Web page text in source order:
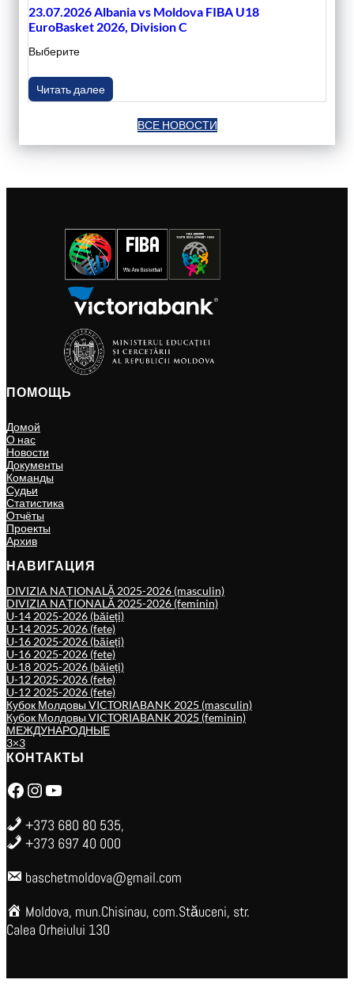
23.07.2026 Albania vs Moldova FIBA U18
EuroBasket 2026, Division C
Выберите
Читать далее
ВСЕ НОВОСТИ
ПОМОЩЬ
Домой
О нас
Новости
Документы
Команды
Судьи
Статистика
Отчёты
Проекты
Архив
НАВИГАЦИЯ
DIVIZIA NAȚIONALĂ 2025-2026 (masculin)
DIVIZIA NAȚIONALĂ 2025-2026 (feminin)
U-14 2025-2026 (băieți)
U-14 2025-2026 (fete)
U-16 2025-2026 (băieți)
U-16 2025-2026 (fete)
U-18 2025-2026 (băieți)
U-12 2025-2026 (fete)
U-12 2025-2026 (fete)
Кубок Молдовы VICTORIABANK 2025 (masculin)
Кубок Молдовы VICTORIABANK 2025 (feminin)
МЕЖДУНАРОДНЫЕ
3×3
КОНТАКТЫ
Facebook Instagram YouTube
+373 680 80 535,
+373 697 40 000
baschetmoldova@gmail.com
Moldova, mun.Chisinau, com.Stăuceni, str.
Calea Orheiului 130